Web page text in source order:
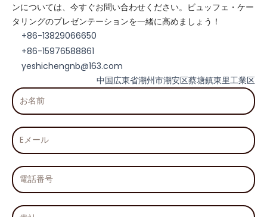
ンについては、今すぐお問い合わせください。ビュッフェ・ケー
タリングのプレゼンテーションを一緒に高めましょう！
+86-13829066650
+86-15976588861
yeshichengnb@163.com
中国広東省潮州市潮安区蔡塘鎮東里工業区
お
名
E
メ
ル
電
話
号
貴